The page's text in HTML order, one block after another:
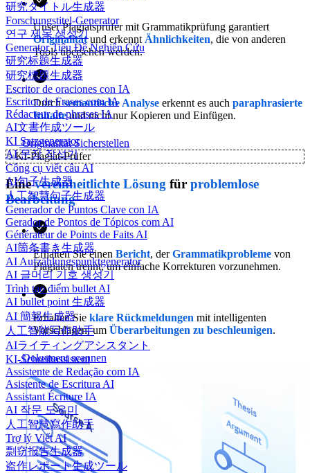
研究タイトル生成器
Forschungstitel-Generator
연구 제목 생성기
Generator Tiêu Đề Nghiên Cứu
研究标题生成器
研究標題生成器
Escritor de oraciones con IA
Escritor de Frases com IA
Rédacteur de phrases IA
AI文書作成ツール
KI Satzgenerator
AI 문장 작성기
Công cụ viết câu AI
AI句子生成器
人工智慧句子生成器
Generador de Puntos Clave con IA
Gerador de Pontos de Tópicos com AI
Générateur de Points de Faits AI
AI箇条書き生成器
AI Aufzählungspunktgenerator
AI 글머리 기호 생성기
Trình tạo điểm bullet AI
AI bullet point 生成器
AI 簡報生成器
人工智能写作助手
AIライティングアシスタント
KI-Schreibassistent
Assistente de Redação com IA
Asistente de Escritura AI
Assistant Écriture IA
AI 작문 도우미
人工智慧寫作助手
Trợ lý Viết AI
剽窃报告生成器
盗作レポート生成ツール
Unser Plagiatsprüfer mit Grammatikprüfung garantiert
Originalitätund erkennt Ähnlichkeiten, die von anderen
Tools übersehen werden.
Durchsemantische Analyse erkennt es auch paraphrasierte
Inhalteund nicht nur Kopieren und Einfügen.
Originalität Sicherstellen
✨KI-Plagiat-Prüfer
Einevereinheitlichte Lösung für problemlose
Bearbeitung
Erhalten Sie einen Bericht, derGrammatikprobleme von
Plagiaten trennt, um einfache Korrekturen vorzunehmen.
Erhalten Sie klare Rückmeldungen mit intelligenten
Vorschlägen, um Überarbeitungen zu beschleunigen.
Dokument scannen